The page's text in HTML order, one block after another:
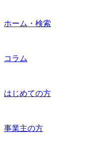
ホーム・検索
コラム
はじめての方
事業主の方